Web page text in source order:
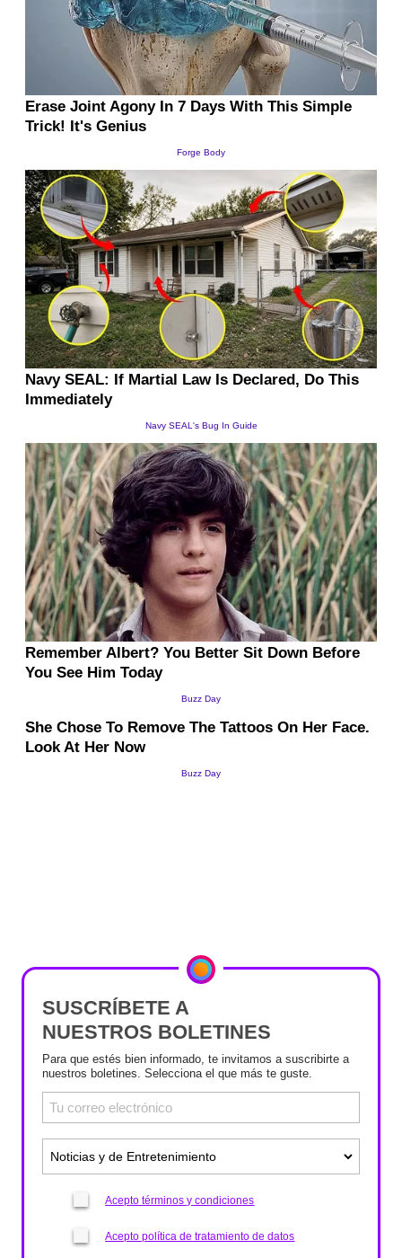
SUSCRÍBETE A
NUESTROS BOLETINES
Para que estés bien informado, te invitamos a suscribirte a
nuestros boletines. Selecciona el que más te guste.
Acepto términos y condiciones
Acepto política de tratamiento de datos